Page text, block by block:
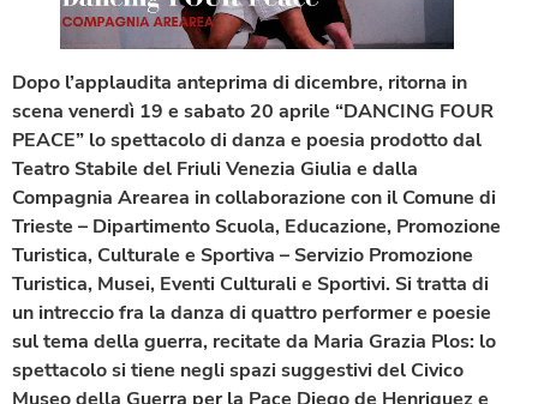
Dopo l’applaudita anteprima di dicembre, ritorna in
scena venerdì 19 e sabato 20 aprile “DANCING FOUR
PEACE” lo spettacolo di danza e poesia prodotto dal
Teatro Stabile del Friuli Venezia Giulia e dalla
Compagnia Arearea in collaborazione con il Comune di
Trieste – Dipartimento Scuola, Educazione, Promozione
Turistica, Culturale e Sportiva – Servizio Promozione
Turistica, Musei, Eventi Culturali e Sportivi. Si tratta di
un intreccio fra la danza di quattro performer e poesie
sul tema della guerra, recitate da Maria Grazia Plos: lo
spettacolo si tiene negli spazi suggestivi del Civico
Museo della Guerra per la Pace Diego de Henriquez e